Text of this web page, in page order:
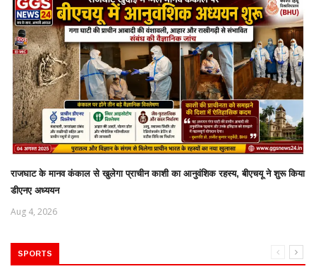
राजघाट के मानव कंकाल से खुलेगा प्राचीन काशी का आनुवंशिक रहस्य, बीएचयू ने शुरू किया
डीएनए अध्ययन
Aug 4, 2026
SPORTS